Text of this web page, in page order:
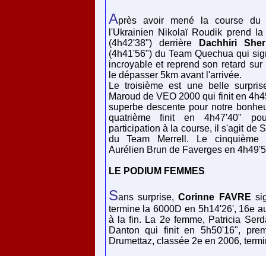
Après avoir mené la course
l'Ukrainien Nikolaï Roudik prend
(4h42'38") derrière
Dachhiri
(4h41'56") du Team Quechua qui
incroyable et reprend son retard
le dépasser 5km avant l'arrivée.
Le troisième est une belle
Maroud de VEO 2000 qui finit en
superbe descente pour notre
quatrième finit en 4h47'40"
participation à la course, il s'agit de
du Team Merrell. Le
Aurélien Brun de Faverges en
LE PODIUM FEMMES
Sans surprise,Corinne FAVRE
termine la 6000D en 5h14'26', 16e
à la fin. La 2e femme, Patricia
Danton qui finit en 5h50'16",
Drumettaz, classée 2e en 2006,